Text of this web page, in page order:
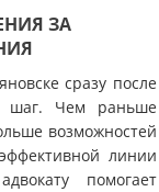
ЗА
сразу после
шаг. Чем раньше
возможностей
линии
помогает